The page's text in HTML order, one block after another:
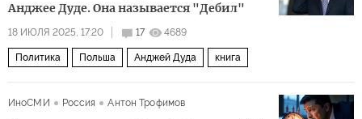
Анджее Дуде. Она называется "Дебил"
18 ИЮЛЯ 2025, 17:20 17 4689
Политика Польша Анджей Дуда книга
ИноСМИ Россия Антон Трофимов